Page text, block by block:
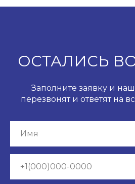
ОСТАЛИСЬ
Заполните заявку и
перезвонят и ответят на